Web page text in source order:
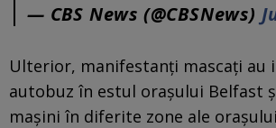
— CBS News (@CBSNews)
Ulterior, manifestanți mascați au
autobuz în estul orașului Belfast
maşini în diferite zone ale